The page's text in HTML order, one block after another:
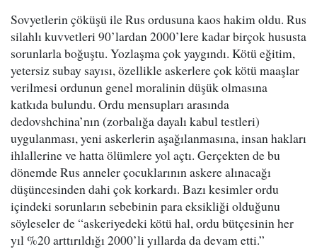
Sovyetlerin çöküşü ile Rus ordusuna kaos hakim oldu. Rus
silahlı kuvvetleri 90’lardan 2000’lere kadar birçok hususta
sorunlarla boğuştu. Yozlaşma çok yaygındı. Kötü eğitim,
yetersiz subay sayısı, özellikle askerlere çok kötü maaşlar
verilmesi ordunun genel moralinin düşük olmasına
katkıda bulundu. Ordu mensupları arasında
dedovshchina’nın (zorbalığa dayalı kabul testleri)
uygulanması, yeni askerlerin aşağılanmasına, insan hakları
ihlallerine ve hatta ölümlere yol açtı. Gerçekten de bu
dönemde Rus anneler çocuklarının askere alınacağı
düşüncesinden dahi çok korkardı. Bazı kesimler ordu
içindeki sorunların sebebinin para eksikliği olduğunu
söyleseler de “askeriyedeki kötü hal, ordu bütçesinin her
yıl %20 arttırıldığı 2000’li yıllarda da devam etti.”